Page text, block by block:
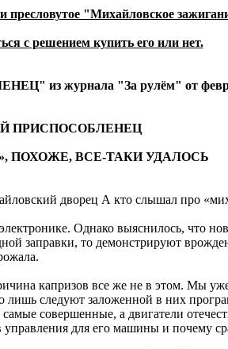
"Михайловское
с решением купить его или нет.
из журнала "За рулём" от
ПРИСПОСОБЛЕНЕЦ
ПОХОЖЕ, ВСЕ-ТАКИ УДАЛОСЬ
дворец А кто слышал про
Однако выяснилось, что
заправки, то демонстрируют
капризов все же не в этом. Мы
следуют заложенной в них
совершенные, а двигатели
для его машины и почему